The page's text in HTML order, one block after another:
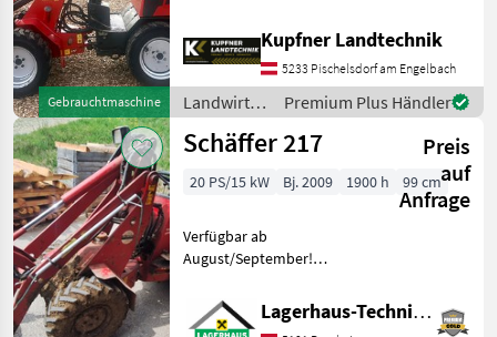
Gebrauchtmaschine
hydr. Geräteverriegelung
Schäffer 2028 Baujahr 2018,
hydr. Werkzeugv
Kupfner Landtechnik
5233 Pischelsdorf am Engelbach
Landwirtsch.
Motorfahrzeuge
/ Schäffer
Premium Plus Händler
Schäffer 217
Preis
auf
Anfrage
20 PS/15 kW Bj. 2009 1900 h 99 cm
Verfügbar ab
August/September!
Aufnahme Schäffer klein,
mech.
Lagerhaus-Technik, Kundenmaschinen